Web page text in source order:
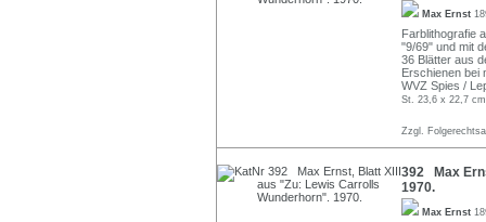
Max Ernst
Farblithografie
"9/69" und mit
36 Blätter aus
Erschienen bei
WVZ Spies /
St. 23,6 x 22,7
Zzgl.
392 Max
1970.
Max Ernst